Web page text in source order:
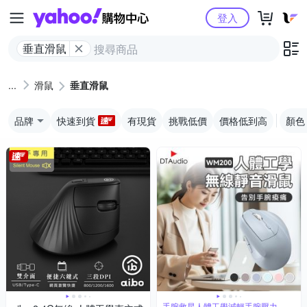
Yahoo購物中心
垂直滑鼠
登入
滑鼠 垂直滑鼠
品牌 快速到貨 有現貨 挑戰低價 價格低到高 顏色